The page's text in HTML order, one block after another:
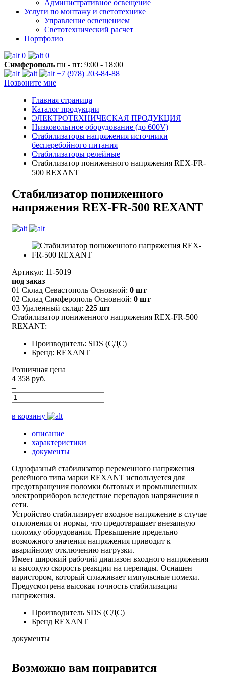
Административное освещение
Услуги по монтажу и светотехнике
Управление освещением
Светотехнический расчет
Портфолио
0
0
Симферополь пн - пт: 9:00 - 18:00
+7 (978) 203-84-88
Позвоните мне
Главная страница
Каталог продукции
ЭЛЕКТРОТЕХНИЧЕСКАЯ ПРОДУКЦИЯ
Низковольтное оборудование (до 600V)
Стабилизаторы напряжения источники
бесперебойного питания
Стабилизаторы релейные
Стабилизатор пониженного напряжения REX-FR-
500 REXANT
Стабилизатор пониженного
напряжения REX-FR-500 REXANT
Артикул: 11-5019
под заказ
01 Склад Севастополь Основной: 0 шт
02 Склад Симферополь Основной: 0 шт
03 Удаленный склад: 225 шт
Стабилизатор пониженного напряжения REX-FR-500
REXANT:
Производитель: SDS (СДС)
Бренд: REXANT
Розничная цена
4 358 руб.
–
+
в корзину
описание
характеристики
документы
Однофазный стабилизатор переменного напряжения
релейного типа марки REXANT используется для
предотвращения поломки бытовых и промышленных
электроприборов вследствие перепадов напряжения в
сети.
Устройство стабилизирует входное напряжение в случае
отклонения от нормы, что предотвращает внезапную
поломку оборудования. Превышение предельно
возможного значения напряжения приводит к
аварийному отключению нагрузки.
Имеет широкий рабочий диапазон входного напряжения
и высокую скорость реакции на перепады. Оснащен
варистором, который сглаживает импульсные помехи.
Предусмотрена высокая точность стабилизации
напряжения.
Производитель SDS (СДС)
Бренд REXANT
документы
Возможно вам понравится